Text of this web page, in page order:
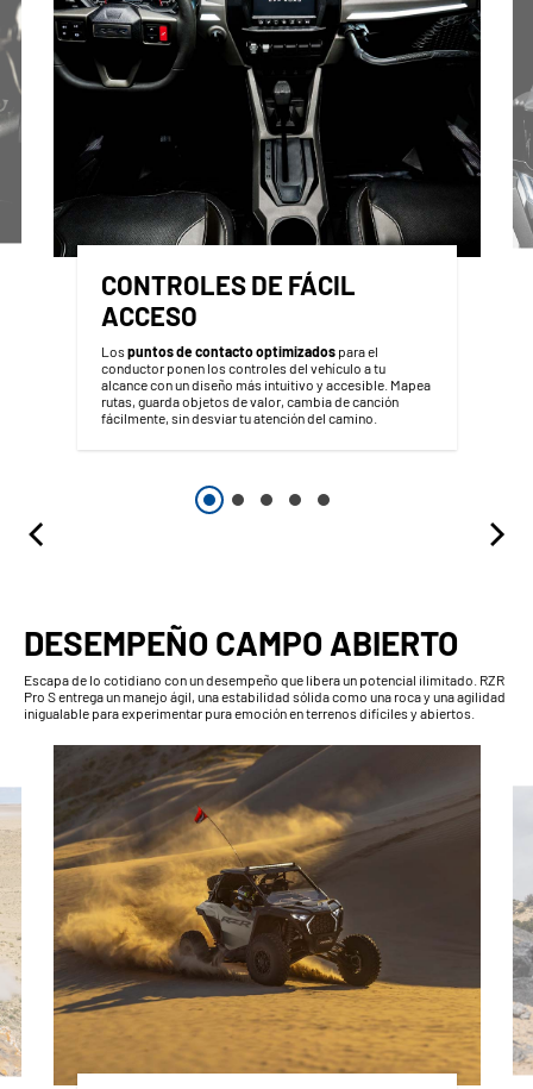
CONTROLES DE FÁCIL
ACCESO
Los puntos de contacto optimizadospara el
conductor ponen los controles del vehículo a tu
alcance con un diseño más intuitivo y accesible. Mapea
rutas, guarda objetos de valor, cambia de canción
fácilmente, sin desviar tu atención del camino.
DESEMPEÑO CAMPO ABIERTO
Escapa de lo cotidiano con un desempeño que libera un potencial ilimitado. RZR
Pro S entrega un manejo ágil, una estabilidad sólida como una roca y una agilidad
inigualable para experimentar pura emoción en terrenos difíciles y abiertos.